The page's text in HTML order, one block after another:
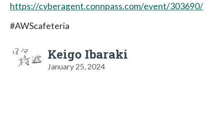
https://cyberagent.connpass.com/event/303690/
#AWScafeteria
Keigo Ibaraki
January 25, 2024